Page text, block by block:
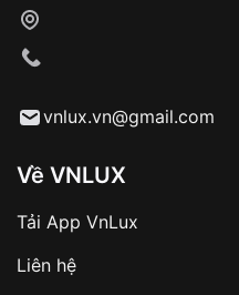
Từ khóa SEO:
sản phẩm đặc biệt
vnlux.vn@gmail.com
Về VNLUX
Tải App VnLux
Liên hệ